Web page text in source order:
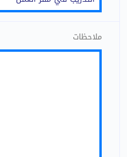
ملاحظات